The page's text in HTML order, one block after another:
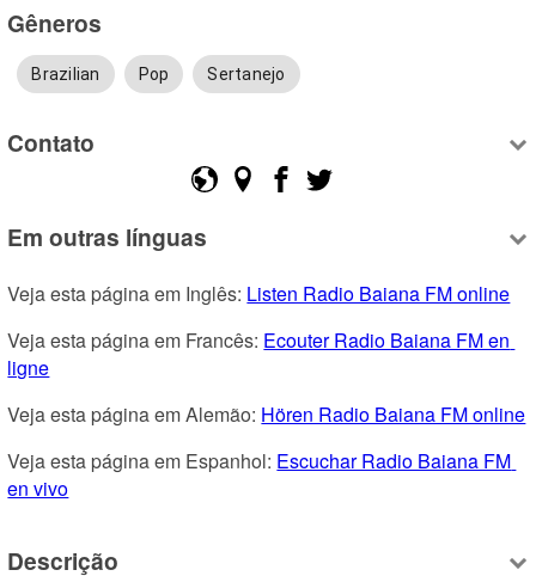
Gêneros
Brazilian Pop Sertanejo
Contato
Em outras línguas
Veja esta página em Inglês: Listen Radio Baiana FM online
Veja esta página em Francês: Ecouter Radio Baiana FM en
ligne
Veja esta página em Alemão: Hören Radio Baiana FM online
Veja esta página em Espanhol: Escuchar Radio Baiana FM
en vivo
Descrição